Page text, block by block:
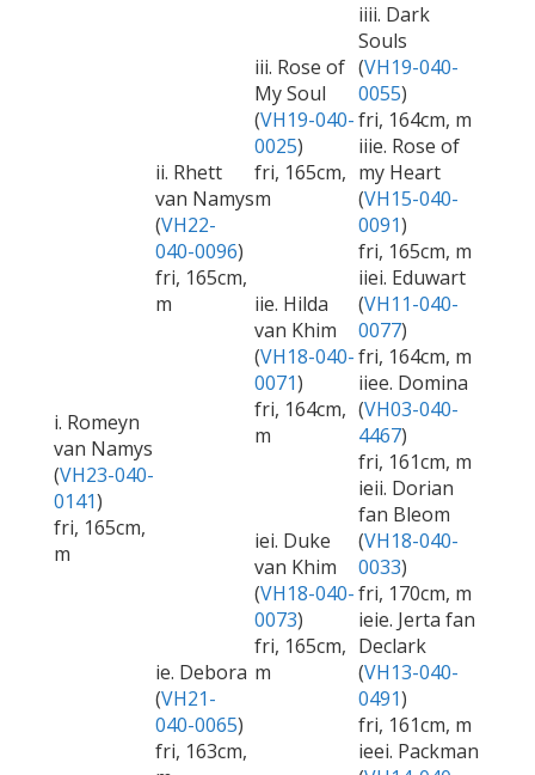
i. Romeyn
van Namys
(VH23-040-
0141)
fri, 165cm,
m
ii. Rhett
van Namys
(VH22-
040-0096)
fri, 165cm,
m
iii. Rose of
My Soul
(VH19-040-
0025)
fri, 165cm,
m
iiii. Dark
Souls
(VH19-040-
0055)
fri, 164cm, m
iiie. Rose of
my Heart
(VH15-040-
0091)
fri, 165cm, m
iie. Hilda
van Khim
(VH18-040-
0071)
fri, 164cm,
m
iiei. Eduwart
(VH11-040-
0077)
fri, 164cm, m
iiee. Domina
(VH03-040-
4467)
fri, 161cm, m
ie. Debora
(VH21-
040-0065)
fri, 163cm,
iei. Duke
van Khim
(VH18-040-
0073)
fri, 165cm,
m
ieii. Dorian
fan Bleom
(VH18-040-
0033)
fri, 170cm, m
ieie. Jerta fan
Declark
(VH13-040-
0491)
fri, 161cm, m
ieei. Packman